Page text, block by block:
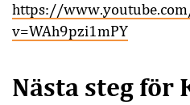
https://
v=WAh9pzi1mPY
Nästa steg för